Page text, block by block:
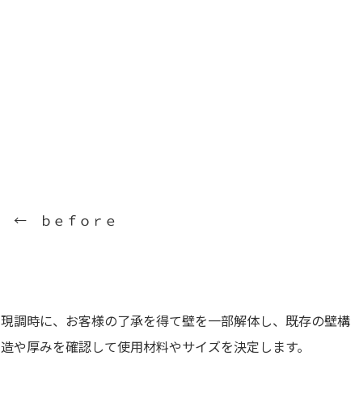
← ｂｅｆｏｒｅ
現調時に、お客様の了承を得て壁を一部解体し、既存の壁構
造や厚みを確認して使用材料やサイズを決定します。